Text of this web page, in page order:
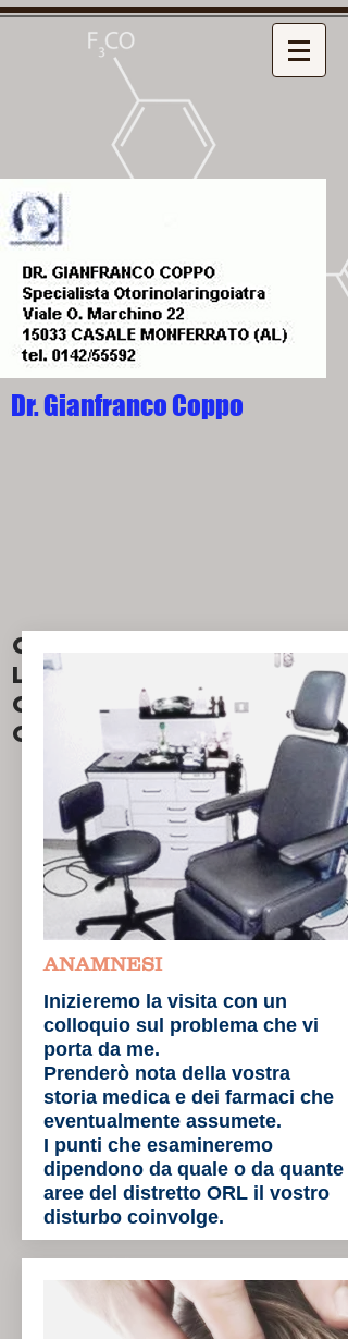
Dr. Gianfranco Coppo
COME SI SVOLGE
LA VISITA
OTORINOLARING
OIATRICA
ANAMNESI
Inizieremo la visita con un
colloquio sul problema che vi
porta da me.
Prenderò nota della vostra
storia medica e dei farmaci che
eventualmente assumete.
I punti che esamineremo
dipendono da quale o da quante
aree del distretto ORL il vostro
disturbo coinvolge.